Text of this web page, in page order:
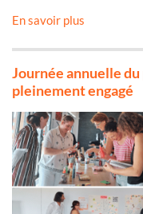
En savoir plus
Journée annuelle du
pleinement engagé